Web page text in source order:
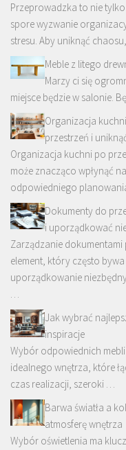
Przeprowadzka to nie
spore wyzwanie
stresu. Aby uniknąć
Meble z litego
Marzy ci się
miejsce będzie w salonie.
Organizacja
przestrzeń i
Organizacja kuchni po
może znacząco wpłynąć
odpowiedniego
Dokumenty do
i uporządkować
Zarządzanie
element, który często
uporządkowanie
…
Jak wybrać
inspiracje
Wybór odpowiednich
idealnego wnętrza, które
czas realizacji, szeroki …
Barwa światła a
atmosferę wnętrza
Wybór oświetlenia ma